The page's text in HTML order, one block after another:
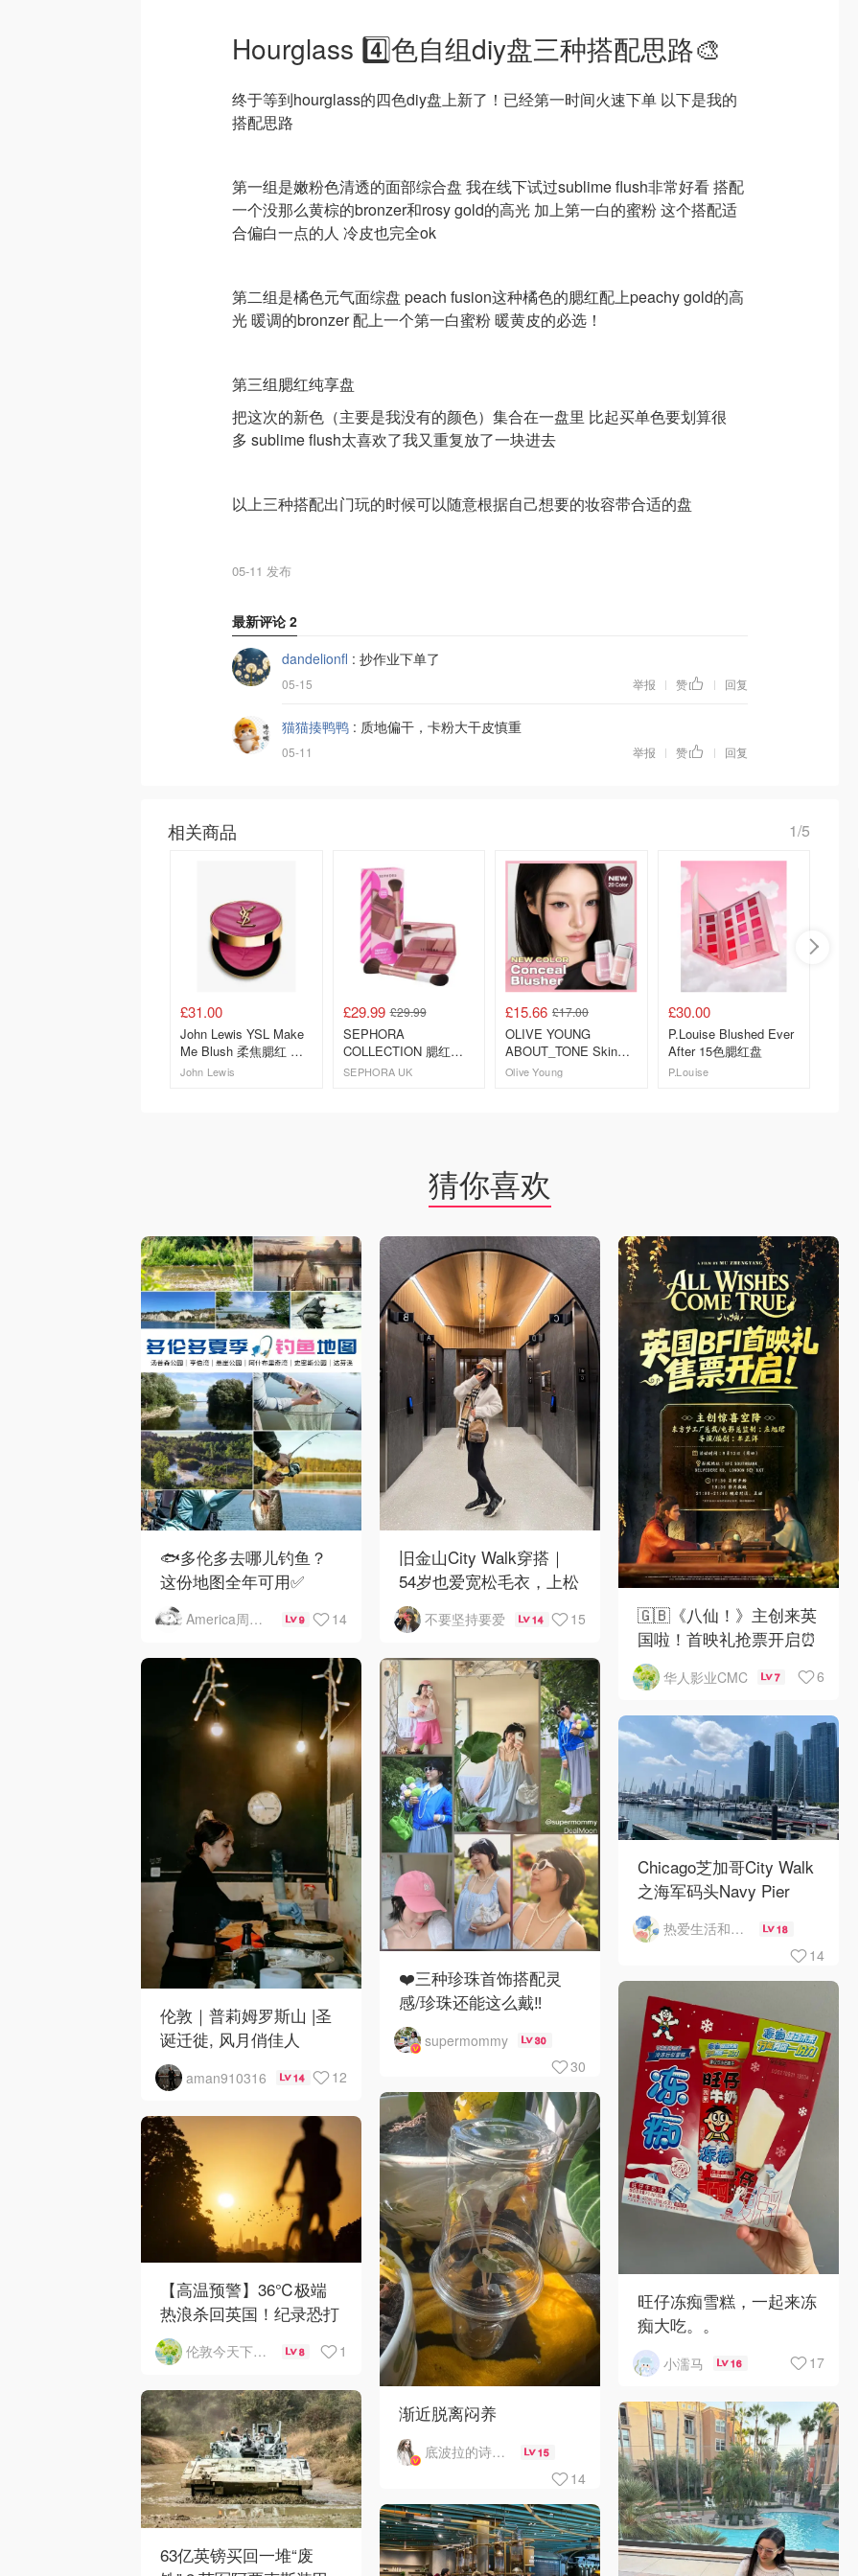
Hourglass 4️⃣色自组diy盘三种搭配思路🎨
终于等到hourglass的四色diy盘上新了！已经第一时间火速下单 以下是我的
搭配思路
第一组是嫩粉色清透的面部综合盘 我在线下试过sublime flush非常好看 搭配
一个没那么黄棕的bronzer和rosy gold的高光 加上第一白的蜜粉 这个搭配适
合偏白一点的人 冷皮也完全ok
第二组是橘色元气面综盘 peach fusion这种橘色的腮红配上peachy gold的高
光 暖调的bronzer 配上一个第一白蜜粉 暖黄皮的必选！
第三组腮红纯享盘
把这次的新色（主要是我没有的颜色）集合在一盘里 比起买单色要划算很
多 sublime flush太喜欢了我又重复放了一块进去
以上三种搭配出门玩的时候可以随意根据自己想要的妆容带合适的盘
05-11 发布
最新评论 2
dandelionfl : 抄作业下单了
05-15 举报 | 赞 | 回复
猫猫揍鸭鸭 : 质地偏干，卡粉大干皮慎重
05-11 举报 | 赞 | 回复
相关商品 1/5
£31.00
John Lewis YSL Make
Me Blush 柔焦腮红 洋
红
John Lewis
£29.99 £29.99
SEPHORA
COLLECTION 腮红套
装
SEPHORA UK
£15.66 £17.00
OLIVE YOUNG
ABOUT_TONE Skin
Layer Fit 腮红 20色
Olive Young
£30.00
P.Louise Blushed Ever
After 15色腮红盘
P.Louise
猜你喜欢
🐟多伦多去哪儿钓鱼？
这份地图全年可用✅
America周末快讯 9 14
旧金山City Walk穿搭｜
54岁也爱宽松毛衣，上松
下紧真的很救比例
不要坚持要爱 14 15
🇬🇧《八仙！》主创来英
国啦！首映礼抢票开启⏰
华人影业CMC 7 6
伦敦｜普莉姆罗斯山 |圣
诞迁徙, 风月俏佳人
aman910316 14 12
❤️三种珍珠首饰搭配灵
感/珍珠还能这么戴‼️
supermommy 30
30
Chicago芝加哥City Walk
之海军码头Navy Pier
热爱生活和自由的轻舞飞扬 18
14
旺仔冻痴雪糕，一起来冻
痴大吃。。
小濡马 16 17
渐近脱离闷养
底波拉的诗与歌 15
14
【高温预警】36℃极端
热浪杀回英国！纪录恐打
破
伦敦今天下雨了吗 8 1
63亿英镑买回一堆“废